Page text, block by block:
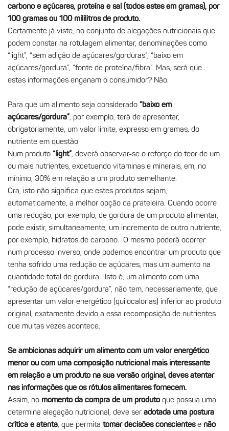
carbono e açúcares, proteína e sal (todos estes em gramas), por
100 gramas ou 100 mililitros de produto.
Certamente já viste, no conjunto de alegações nutricionais que
podem constar na rotulagem alimentar, denominações como
“light”, “sem adição de açúcares/gorduras”, “baixo em
açúcares/gordura”, “fonte de proteína/fibra”. Mas, será que
estas informações enganam o consumidor? Não.
Para que um alimento seja considerado “baixo em
açúcares/gordura”, por exemplo, terá de apresentar,
obrigatoriamente, um valor limite, expresso em gramas, do
nutriente em questão
Num produto “light”, deverá observar-se o reforço do teor de um
ou mais nutrientes, excetuando vitaminas e minerais, em, no
mínimo, 30% em relação a um produto semelhante.
Ora, isto não significa que estes produtos sejam,
automaticamente, a melhor opção da prateleira. Quando ocorre
uma redução, por exemplo, de gordura de um produto alimentar,
pode existir, simultaneamente, um incremento de outro nutriente,
por exemplo, hidratos de carbono. O mesmo poderá ocorrer
num processo inverso, onde podemos encontrar um produto que
tenha sofrido uma redução de açúcares, mas um aumento na
quantidade total de gordura. Isto é, um alimento com uma
“redução de açúcares/gordura”, não tem, necessariamente, que
apresentar um valor energético (quilocalorias) inferior ao produto
original, exatamente devido a essa recomposição de nutrientes
que muitas vezes acontece.
Se ambicionas adquirir um alimento com um valor energético
menor ou com uma composição nutricional mais interessante
em relação a um produto na sua versão original, deves atentar
nas informações que os rótulos alimentares fornecem.
Assim, no momento da compra de um produto que possua uma
determina alegação nutricional, deve ser adotada uma postura
crítica e atenta, que permita tomar decisões conscientese não